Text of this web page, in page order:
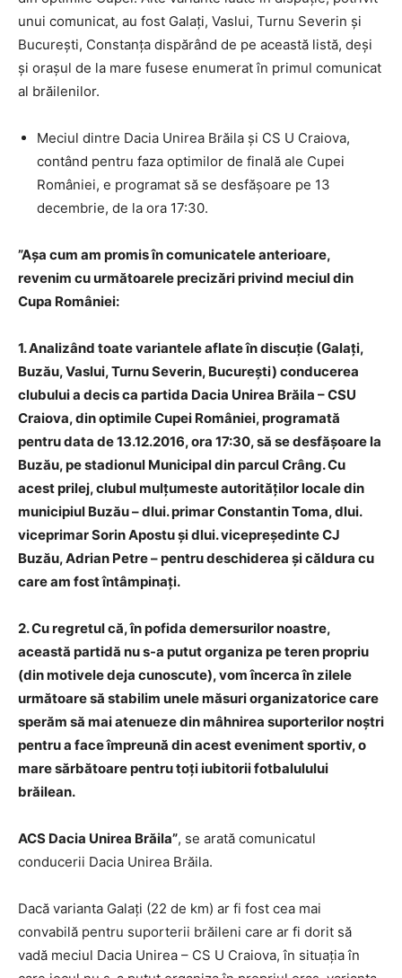
unui comunicat, au fost Galaţi, Vaslui, Turnu Severin şi
Bucureşti, Constanţa dispărând de pe această listă, deşi
şi oraşul de la mare fusese enumerat în primul comunicat
al brăilenilor.
Meciul dintre Dacia Unirea Brăila şi CS U Craiova,
contând pentru faza optimilor de finală ale Cupei
României, e programat să se desfăşoare pe 13
decembrie, de la ora 17:30.
”Aşa cum am promis în comunicatele anterioare,
revenim cu următoarele precizări privind meciul din
Cupa României:
1. Analizând toate variantele aflate în discuţie (Galaţi,
Buzău, Vaslui, Turnu Severin, Bucureşti) conducerea
clubului a decis ca partida Dacia Unirea Brăila – CSU
Craiova, din optimile Cupei României, programată
pentru data de 13.12.2016, ora 17:30, să se desfăşoare la
Buzău, pe stadionul Municipal din parcul Crâng. Cu
acest prilej, clubul mulţumeste autorităţilor locale din
municipiul Buzău – dlui. primar Constantin Toma, dlui.
viceprimar Sorin Apostu şi dlui. vicepreşedinte CJ
Buzău, Adrian Petre – pentru deschiderea şi căldura cu
care am fost întâmpinaţi.
2. Cu regretul că, în pofida demersurilor noastre,
această partidă nu s-a putut organiza pe teren propriu
(din motivele deja cunoscute), vom încerca în zilele
următoare să stabilim unele măsuri organizatorice care
sperăm să mai atenueze din mâhnirea suporterilor noştri
pentru a face împreună din acest eveniment sportiv, o
mare sărbătoare pentru toţi iubitorii fotbalulului
brăilean.
ACS Dacia Unirea Brăila”, se arată comunicatul
conducerii Dacia Unirea Brăila.
Dacă varianta Galaţi (22 de km) ar fi fost cea mai
convabilă pentru suporterii brăileni care ar fi dorit să
vadă meciul Dacia Unirea – CS U Craiova, în situaţia în